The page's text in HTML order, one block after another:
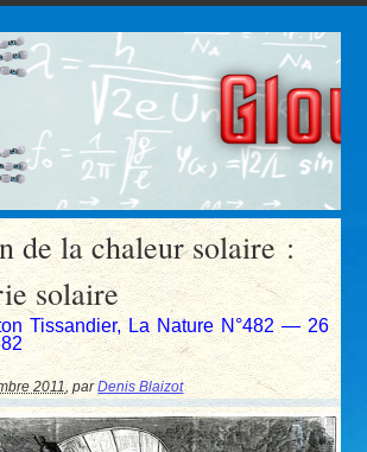
de la chaleur solaire :
solaire
Tissandier, La Nature N°482 — 26
2011 ,parDenis Blaizot